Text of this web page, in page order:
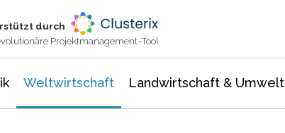
durch
Projektmanagement-Tool
Weltwirtschaft Landwirtschaft & Umwelt